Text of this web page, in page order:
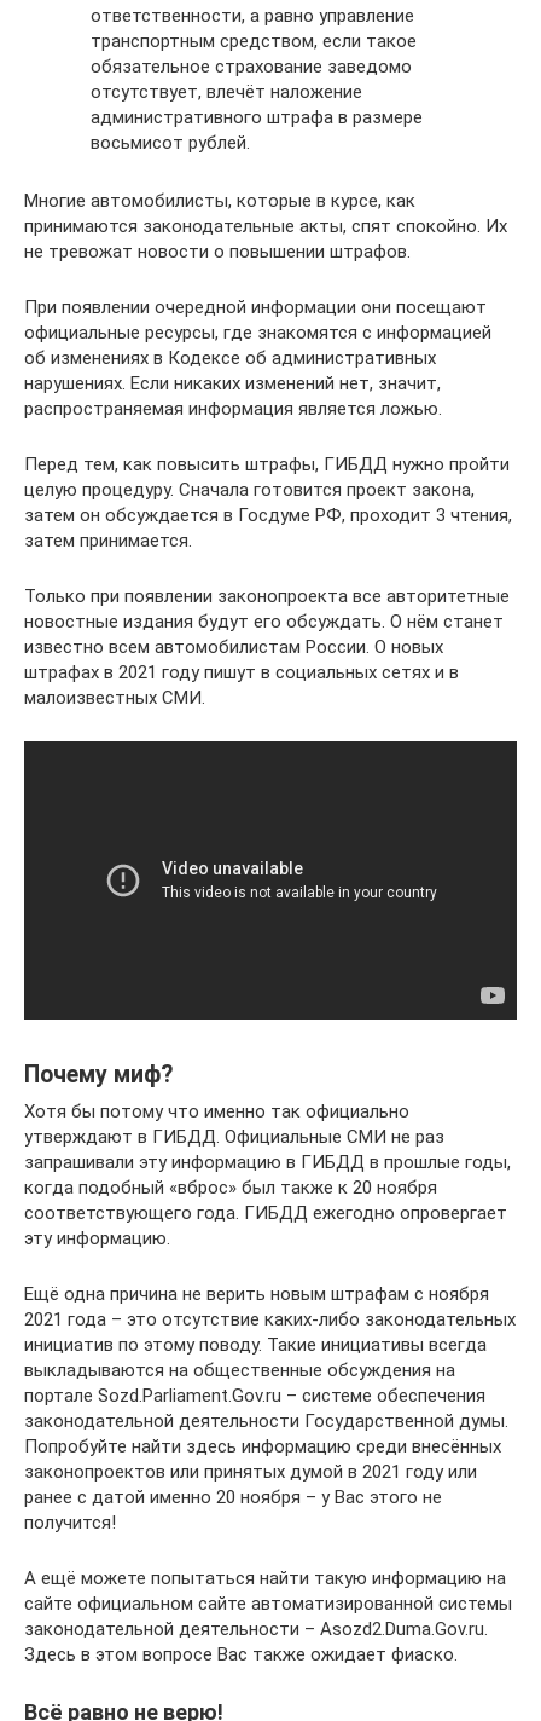
ответственности, а равно управление
транспортным средством, если такое
обязательное страхование заведомо
отсутствует, влечёт наложение
административного штрафа в размере
восьмисот рублей.
Многие автомобилисты, которые в курсе, как
принимаются законодательные акты, спят спокойно. Их
не тревожат новости о повышении штрафов.
При появлении очередной информации они посещают
официальные ресурсы, где знакомятся с информацией
об изменениях в Кодексе об административных
нарушениях. Если никаких изменений нет, значит,
распространяемая информация является ложью.
Перед тем, как повысить штрафы, ГИБДД нужно пройти
целую процедуру. Сначала готовится проект закона,
затем он обсуждается в Госдуме РФ, проходит 3 чтения,
затем принимается.
Только при появлении законопроекта все авторитетные
новостные издания будут его обсуждать. О нём станет
известно всем автомобилистам России. О новых
штрафах в 2021 году пишут в социальных сетях и в
малоизвестных СМИ.
Почему миф?
Хотя бы потому что именно так официально
утверждают в ГИБДД. Официальные СМИ не раз
запрашивали эту информацию в ГИБДД в прошлые годы,
когда подобный «вброс» был также к 20 ноября
соответствующего года. ГИБДД ежегодно опровергает
эту информацию.
Ещё одна причина не верить новым штрафам с ноября
2021 года – это отсутствие каких-либо законодательных
инициатив по этому поводу. Такие инициативы всегда
выкладываются на общественные обсуждения на
портале Sozd.Parliament.Gov.ru – системе обеспечения
законодательной деятельности Государственной думы.
Попробуйте найти здесь информацию среди внесённых
законопроектов или принятых думой в 2021 году или
ранее с датой именно 20 ноября – у Вас этого не
получится!
А ещё можете попытаться найти такую информацию на
сайте официальном сайте автоматизированной системы
законодательной деятельности – Asozd2.Duma.Gov.ru.
Здесь в этом вопросе Вас также ожидает фиаско.
Всё равно не верю!